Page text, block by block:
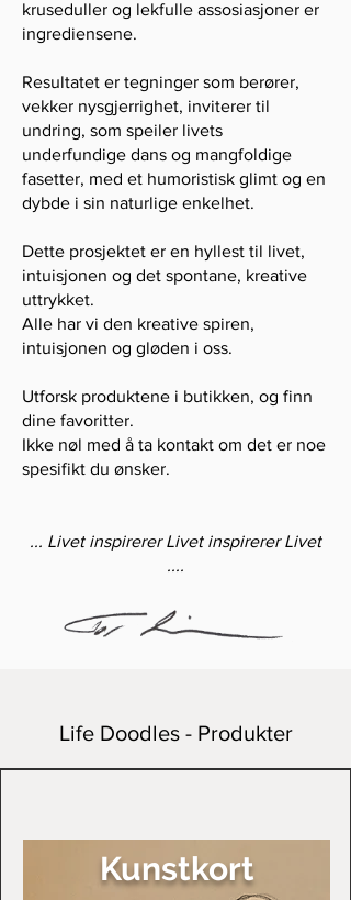
kruseduller og lekfulle assosiasjoner er
ingrediensene.
Resultatet er tegninger som berører,
vekker nysgjerrighet, inviterer til
undring, som speiler livets
underfundige dans og mangfoldige
fasetter, med et humoristisk glimt og en
dybde i sin naturlige enkelhet.
Dette prosjektet er en hyllest til livet,
intuisjonen og det spontane, kreative
uttrykket.
Alle har vi den kreative spiren,
intuisjonen og gløden i oss.
Utforsk produktene i butikken, og finn
dine favoritter.
Ikke nøl med å ta kontakt om det er noe
spesifikt du ønsker.
... Livet inspirerer Livet inspirerer Livet
....
Life Doodles - Produkter
Kunstkort